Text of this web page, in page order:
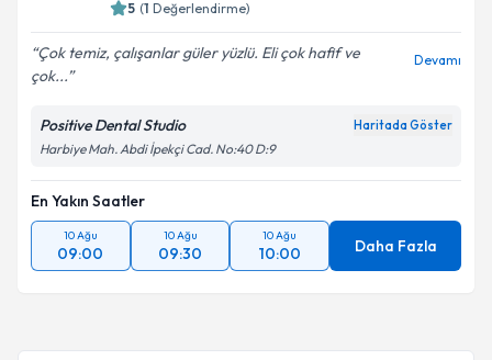
5 (1 Değerlendirme)
Çok temiz, çalışanlar güler yüzlü. Eli çok hafif ve
çok...
Devamı
Positive Dental Studio Haritada Göster
Harbiye Mah. Abdi İpekçi Cad. No:40 D:9
En Yakın Saatler
10 Ağu
09:00
10 Ağu
09:30
10 Ağu
10:00 Daha Fazla